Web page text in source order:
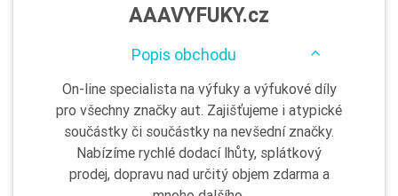
AAAVYFUKY.cz
Popis obchodu
On-line specialista na výfuky a výfukové díly
pro všechny značky aut. Zajišťujeme i atypické
součástky či součástky na nevšední značky.
Nabízíme rychlé dodací lhůty, splátkový
prodej, dopravu nad určitý objem zdarma a